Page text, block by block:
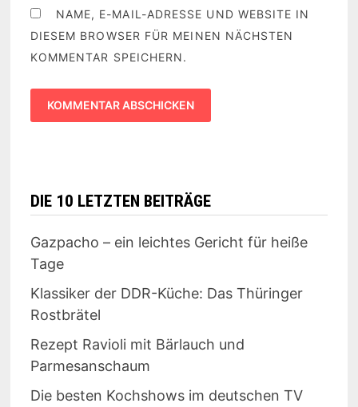
NAME, E-MAIL-ADRESSE UND WEBSITE IN
DIESEM BROWSER FÜR MEINEN NÄCHSTEN
KOMMENTAR SPEICHERN.
DIE 10 LETZTEN BEITRÄGE
Gazpacho – ein leichtes Gericht für heiße
Tage
Klassiker der DDR-Küche: Das Thüringer
Rostbrätel
Rezept Ravioli mit Bärlauch und
Parmesanschaum
Die besten Kochshows im deutschen TV